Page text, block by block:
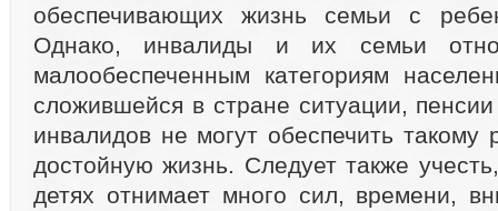
обеспечивающих жизнь семьи с
Однако, инвалиды и их семьи
малообеспеченным категориям
сложившейся в стране ситуации,
инвалидов не могут обеспечить такому
достойную жизнь. Следует также
детях отнимает много сил, времени,